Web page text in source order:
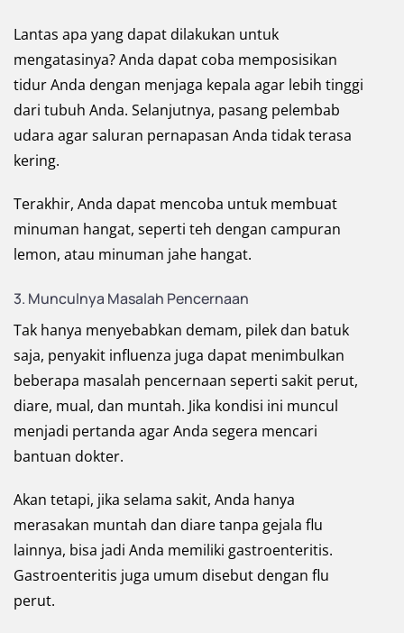
Lantas apa yang dapat dilakukan untuk
mengatasinya? Anda dapat coba memposisikan
tidur Anda dengan menjaga kepala agar lebih tinggi
dari tubuh Anda. Selanjutnya, pasang pelembab
udara agar saluran pernapasan Anda tidak terasa
kering.
Terakhir, Anda dapat mencoba untuk membuat
minuman hangat, seperti teh dengan campuran
lemon, atau minuman jahe hangat.
3. Munculnya Masalah Pencernaan
Tak hanya menyebabkan demam, pilek dan batuk
saja, penyakit influenza juga dapat menimbulkan
beberapa masalah pencernaan seperti sakit perut,
diare, mual, dan muntah. Jika kondisi ini muncul
menjadi pertanda agar Anda segera mencari
bantuan dokter.
Akan tetapi, jika selama sakit, Anda hanya
merasakan muntah dan diare tanpa gejala flu
lainnya, bisa jadi Anda memiliki gastroenteritis.
Gastroenteritis juga umum disebut dengan flu
perut.